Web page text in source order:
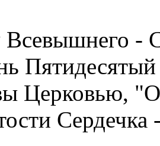
Всевышнего -
Пятидесятый
Церковью,
Сердечка